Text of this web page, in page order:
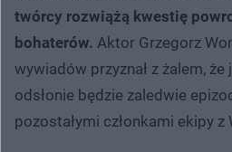
twórcy rozwiążą kwestię
bohaterów. Aktor Grzegorz
wywiadów przyznał z żalem,
odsłonie będzie zaledwie
pozostałymi członkami ekipy z